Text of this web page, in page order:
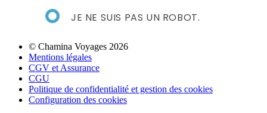
JE NE SUIS PAS UN ROBOT.
© Chamina Voyages 2026
Mentions légales
CGV et Assurance
CGU
Politique de confidentialité et gestion des cookies
Configuration des cookies